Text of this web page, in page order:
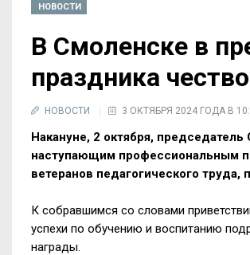
НОВОСТИ
В Смоленске в
праздника
НОВОСТИ 3 ОКТЯБРЯ 2024 ГОДА В
Накануне, 2 октября,
наступающим профессиональным
ветеранов педагогического
К собравшимся со словами
успехи по обучению и воспитанию
награды.